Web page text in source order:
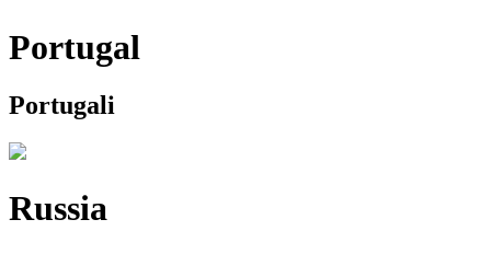
Portugal
Portugali
Russia